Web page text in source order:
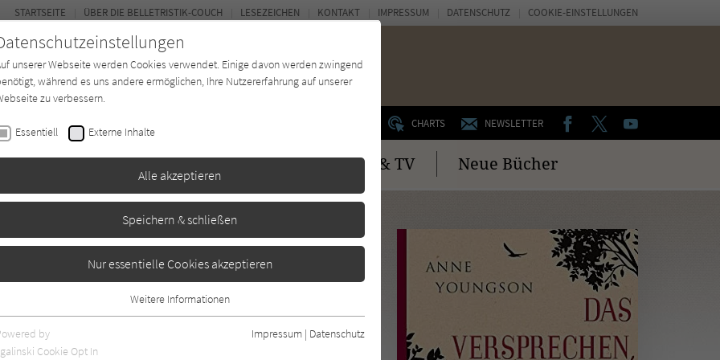
CHARTS NEWSLETTER FACEBOOKTWITTERYOUTUBE
Autor*in Verlage Magazin Kino & TV Neue Bücher
STARTSEITE ÜBER DIE BELLETRISTIK-COUCH LESEZEICHEN KONTAKT IMPRESSUM DATENSCHUTZ COOKIE-EINSTELLUNGEN
dich zu finden
unserer Webseite werden Cookies verwendet. Einige davon werden zwingend
während es uns andere ermöglichen, Ihre Nutzererfahrung auf unserer
zu verbessern.
Essentiell Externe Inhalte
Alle akzeptieren
Speichern & schließen
Nur essentielle Cookies akzeptieren
Essentielle Cookies werden für grundlegende Funktionen der Webseite
benötigt. Dadurch ist gewährleistet, dass die Webseite einwandfrei
Weitere Informationen
by
Cookie Opt In
Impressum | Datenschutz